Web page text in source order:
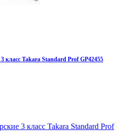
класс Takara Standard Prof GP42455